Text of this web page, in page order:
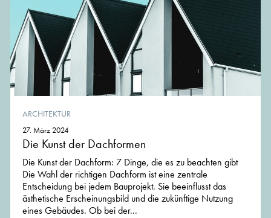
ARCHITEKTUR
27. März 2024
Die Kunst der Dachformen
Die Kunst der Dachform: 7 Dinge, die es zu beachten gibt
Die Wahl der richtigen Dachform ist eine zentrale
Entscheidung bei jedem Bauprojekt. Sie beeinflusst das
ästhetische Erscheinungsbild und die zukünftige Nutzung
eines Gebäudes. Ob bei der...